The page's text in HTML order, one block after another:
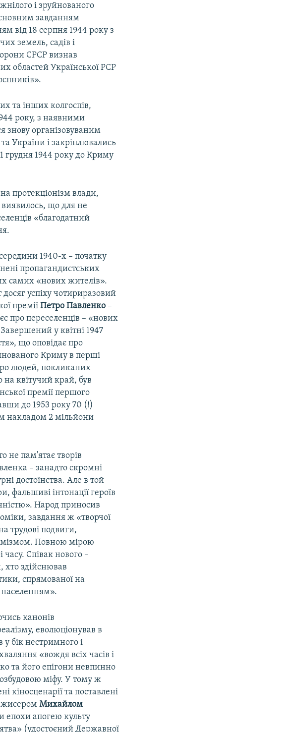
і зруйнованого
завданням
від 18 серпня 1944 року з
земель, садів і
СРСР визнав
областей Української РСР
та інших колгоспів,
року, з наявними
знову організовуваним
України і закріплювались
грудня 1944 року до Криму
протекціонізм влади,
виявилось, що для не
«благодатний
1940-х – початку
пропагандистських
самих «нових жителів».
досяг успіху чотириразовий
преміїПетро Павленко–
про переселенців – «нових
у квітні 1947
що оповідає про
Криму в перші
людей, покликаних
на квітучий край, був
премії першого
до 1953 року 70 (!)
накладом 2 мільйони
не пам'ятає творів
– занадто скромні
достоїнства. Але в той
фальшиві інтонації героїв
Народ приносив
завдання ж «творчої
трудові подвиги,
Повною мірою
Співак нового –
хто здійснював
спрямованої на
канонів
еволюціонував в
у бік нестримного і
«вождя всіх часів і
та його епігони невпинно
міфу. У тому ж
кіносценарії та поставлені
Михайлом
епохи апогею культу
(удостоєний Державної